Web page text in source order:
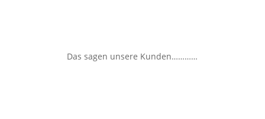
Das sagen unsere Kunden…………